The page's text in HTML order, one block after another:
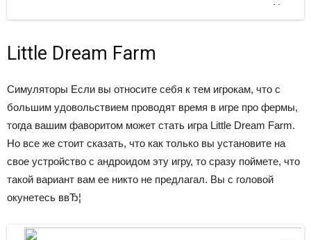
Next
Little Dream Farm
Симуляторы Если вы относите себя к тем игрокам, что с
большим удовольствием проводят время в игре про фермы,
тогда вашим фаворитом может стать игра Little Dream Farm.
Но все же стоит сказать, что как только вы установите на
свое устройство с андроидом эту игру, то сразу поймете, что
такой вариант вам ее никто не предлагал. Вы с головой
окунетесь ввЂ¦